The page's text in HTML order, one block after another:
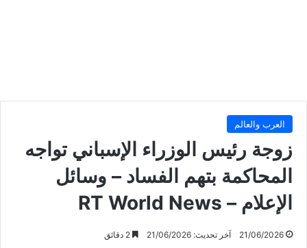
العرب والعالم
زوجة رئيس الوزراء الإسباني تواجه
المحاكمة بتهم الفساد – وسائل
الإعلام – RT World News
21/06/2026 آخر تحديث: 21/06/2026